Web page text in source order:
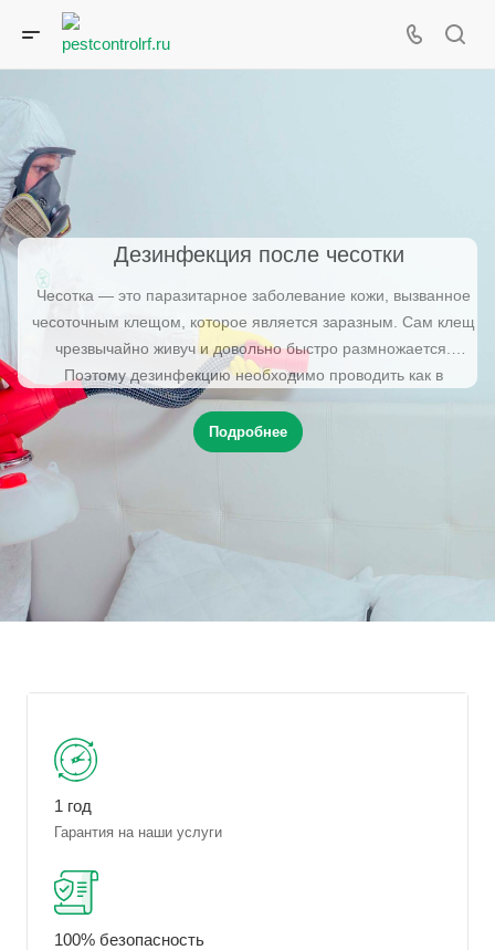
Дезинфекция после чесотки
Чесотка — это паразитарное заболевание кожи, вызванное
чесоточным клещом, которое является заразным. Сам клещ
чрезвычайно живуч и довольно быстро размножается.
Поэтому дезинфекцию необходимо проводить как в
процессе лечения, так и после его завершения.
Профессиональную дезинфекцию помещения от чесотки в
Санкт-Петербурге предлагает провести “ПестКонтролРФ”.
Подробнее
1 год
Гарантия на наши услуги
100% безопасность